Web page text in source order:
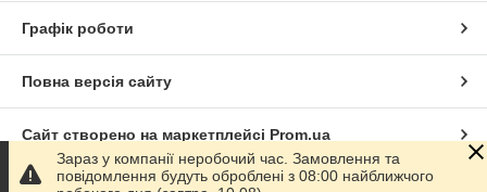
Графік роботи
Повна версія сайту
Сайт створено на маркетплейсі Prom.ua
Політика конфіденційності
Зараз у компанії неробочий час. Замовлення та
повідомлення будуть оброблені з 08:00 найближчого